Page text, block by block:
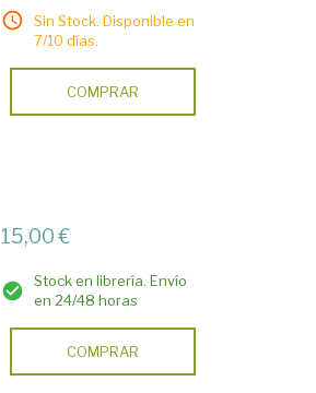
Sin Stock. Disponible en
7/10 días.
COMPRAR
15,00 €
Stock en librería. Envío
en 24/48 horas
COMPRAR